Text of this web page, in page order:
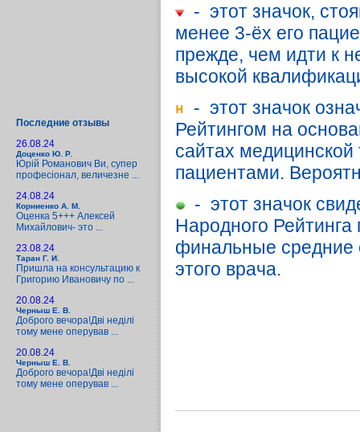
Последние отзывы
26.08.24
Доценко Ю. Р.
Юрій Романович Ви, супер
професіонал, величезне ...
24.08.24
Корниенко А. М.
Оценка 5+++ Алексей
Михайлович- это ...
23.08.24
Таран Г. И.
Пришла на консультацию к
Григорию Ивановичу по ...
20.08.24
Черныш Е. В.
Доброго вечора!Дві неділі
тому мене оперував ...
20.08.24
Черныш Е. В.
Доброго вечора!Дві неділі
тому мене оперував ...
- этот значок,
менее 3-ёх его
прежде, чем идти к
высокой
- этот значок
Рейтингом на
сайтах
пациентами.
- этот значок
Народного Рейтинга
финальные средние
этого врача.